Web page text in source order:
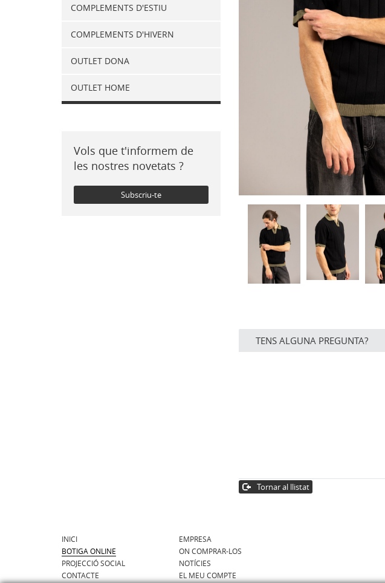
COMPLEMENTS D'ESTIU
COMPLEMENTS D'HIVERN
OUTLET DONA
OUTLET HOME
Vols que t'informem de
les nostres novetats ?
Subscriu-te
TENS ALGUNA PREGUNTA?
Tornar al llistat
INICI
EMPRESA
BOTIGA ONLINE
ON COMPRAR-LOS
PROJECCIÓ SOCIAL
NOTÍCIES
CONTACTE
EL MEU COMPTE